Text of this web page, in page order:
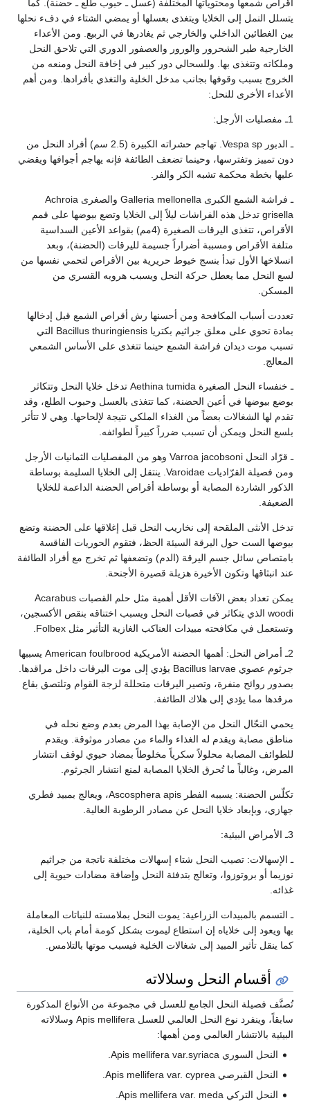
أقراص شمعها ومحتوياتها المختلفة (عسل ـ حبوب طلع ـ حضنة). كما
يتسلل النمل إلى الخلايا ويتغذى بعسلها أو يمضي الشتاء في دفء نحلها
بين الغطائين الداخلي والخارجي ثم يغادرها في الربيع. ومن الأعداء
الخارجية طير الشحرور والورور والعصفور الدوري التي تلاحق النحل
وملكاته وتتغذى بها. وللسحالي دور كبير في إخافة النحل ومنعه من
الخروج بسبب وقوفها بجانب مدخل الخلية والتغذي بأفرادها. ومن أهم
الأعداء الأخرى للنحل:
1ـ مفصليات الأرجل:
ـ الدبور Vespa sp. تهاجم حشراته الكبيرة (2.5 سم) أفراد النحل من
دون تمييز وتفترسها، وحينما تضعف الطائفة فإنه يهاجم أجوافها ويقضي
عليها بخطة محكمة تشبه الكر والفر.
ـ فراشة الشمع الكبرى Galleria mellonella والصغرى Achroia
grisella تدخل هذه الفراشات ليلاً إلى الخلايا وتضع بيوضها على قمم
الأقراص، تتغذى اليرقات الصغيرة (4مم) بقواعد الأعين السداسية
متلفة الأقراص ومسببة أضراراً جسيمة لليرقات (الحضنة)، وبعد
انسلاخها الأول تبدأ بنسج خيوط حريرية بين الأقراص لتحمي نفسها من
لسع النحل مما يعطل حركة النحل ويسبب هروبه القسري من
المسكن.
تعددت أسباب المكافحة ومن أحسنها رش أقراص الشمع قبل إدخالها
بمادة تحوي على معلق جراثيم بكتريا Bacillus thuringiensis التي
تسبب موت ديدان فراشة الشمع حينما تتغذى على الأساس الشمعي
المعالج.
ـ خنفساء النحل الصغيرة Aethina tumida تدخل خلايا النحل وتتكاثر
بوضع بيوضها في أعين الحضنة، كما تتغذى بالعسل وحبوب الطلع، وقد
تقدم لها الشغالات بعضاً من الغذاء الملكي نتيجة لإلحاحها. وهي لا تتأثر
بلسع النحل ويمكن أن تسبب ضرراً كبيراً لطوائفه.
ـ قرّاد النحل Varroa jacobsoni وهو من المفصليات الثمانيات الأرجل
ومن فصيلة القرّاديات Varoidae. ينتقل إلى الخلايا السليمة بوساطة
الذكور الشاردة المصابة أو بوساطة أقراص الحضنة الداعمة للخلايا
الضعيفة.
تدخل الأنثى الملقحة إلى نخاريب النحل قبل إغلاقها على الحضنة وتضع
بيوضها الست حول اليرقة السيئة الحظ، فتقوم الحوريات الفاقسة
بامتصاص سائل جسم اليرقة (الدم) وتضعفها ثم تخرج مع أفراد الطائفة
عند انبثاقها وتكون الأخيرة هزيلة قصيرة الأجنحة.
يمكن تعداد بعض الآفات الأقل أهمية مثل حلم القصبات Acarabus
woodi الذي يتكاثر في قصبات النحل ويسبب اختناقه بنقص الأكسجين،
وتستعمل في مكافحته مبيدات العناكب الغازية التأثير مثل Folbex.
2ـ أمراض النحل: أهمها الحضنة الأمريكية American foulbrood يسببها
جرثوم عصوي Bacillus larvae يؤدي إلى موت اليرقات داخل مراقدها.
بصدور روائح منفرة، وتصير اليرقات متحللة لزجة القوام وتلتصق بقاع
مرقدها مما يؤدي إلى هلاك الطائفة.
يحمي النحّال النحل من الإصابة بهذا المرض بعدم وضع نحله في
مناطق مصابة ويقدم له الغذاء والماء من مصادر موثوقة. ويقدم
للطوائف المصابة محلولاً سكرياً مخلوطاً بمضاد حيوي لوقف انتشار
المرض، وغالباً ما تُحرق الخلايا المصابة لمنع انتشار الجرثوم.
تكلّس الحضنة: يسببه الفطر Ascosphera apis، ويعالج بمبيد فطري
جهازي، وبإبعاد خلايا النحل عن مصادر الرطوبة العالية.
3ـ الأمراض البيئية:
ـ الإسهالات: تصيب النحل شتاء إسهالات مختلفة ناتجة من جراثيم
نوزيما أو بروتوزوا، وتعالج بتدفئة النحل وإضافة مضادات حيوية إلى
غذائه.
ـ التسمم بالمبيدات الزراعية: يموت النحل بملامسته للنباتات المعاملة
بها ويعود إلى خلاياه إن استطاع ليموت بشكل كومة أمام باب الخلية،
كما ينقل تأثير المبيد إلى شغالات الخلية فيسبب موتها بالتلامس.
أقسام النحل وسلالاته
تُصنَّف فصيلة النحل الجامع للعسل في مجموعة من الأنواع المذكورة
سابقاً، وينفرد نوع النحل العالمي للعسل Apis mellifera وسلالاته
البيئية بالانتشار العالمي ومن أهمها:
النحل السوري Apis mellifera var.syriaca.
النحل القبرصي Apis mellifera var. cyprea.
النحل التركي Apis mellifera var. meda.